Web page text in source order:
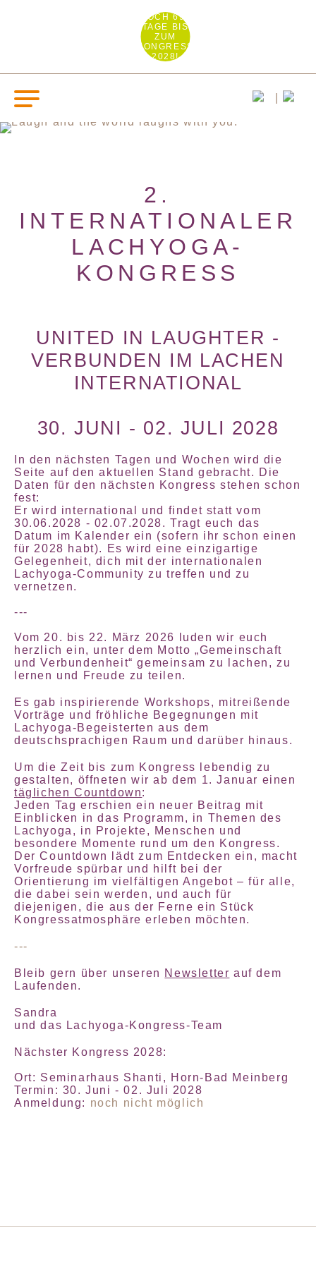
NOCH 691
TAGE BIS
ZUM
KONGRESS
2028!
2.
INTERNATIONALER
LACHYOGA-
KONGRESS
UNITED IN LAUGHTER -
VERBUNDEN IM LACHEN
INTERNATIONAL
30. JUNI - 02. JULI 2028
In den nächsten Tagen und Wochen wird die
Seite auf den aktuellen Stand gebracht. Die
Daten für den nächsten Kongress stehen schon
fest:
Er wird international und findet statt vom
30.06.2028 - 02.07.2028. Tragt euch das
Datum im Kalender ein (sofern ihr schon einen
für 2028 habt). Es wird eine einzigartige
Gelegenheit, dich mit der internationalen
Lachyoga-Community zu treffen und zu
vernetzen.
---
Vom 20. bis 22. März 2026 luden wir euch
herzlich ein, unter dem Motto „Gemeinschaft
und Verbundenheit“ gemeinsam zu lachen, zu
lernen und Freude zu teilen.
Es gab inspirierende Workshops, mitreißende
Vorträge und fröhliche Begegnungen mit
Lachyoga-Begeisterten aus dem
deutschsprachigen Raum und darüber hinaus.
Um die Zeit bis zum Kongress lebendig zu
gestalten, öffneten wir ab dem 1. Januar einen
täglichen Countdown:
Jeden Tag erschien ein neuer Beitrag mit
Einblicken in das Programm, in Themen des
Lachyoga, in Projekte, Menschen und
besondere Momente rund um den Kongress.
Der Countdown lädt zum Entdecken ein, macht
Vorfreude spürbar und hilft bei der
Orientierung im vielfältigen Angebot – für alle,
die dabei sein werden, und auch für
diejenigen, die aus der Ferne ein Stück
Kongressatmosphäre erleben möchten.
---
Bleib gern über unseren Newsletter auf dem
Laufenden.
Sandra
und das Lachyoga-Kongress-Team
Nächster Kongress 2028:
Ort: Seminarhaus Shanti, Horn-Bad Meinberg
Termin: 30. Juni - 02. Juli 2028
Anmeldung: noch nicht möglich